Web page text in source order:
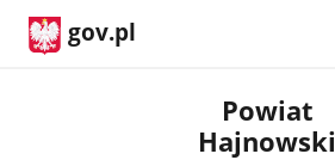
gov.pl
Powiat
Hajnowski